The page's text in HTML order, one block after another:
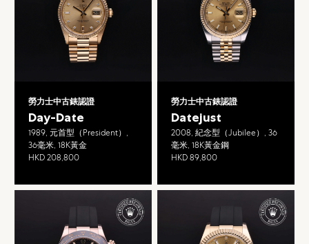
勞力士中古錶認證
Day-Date
1989, 元首型（President）,
36毫米, 18K黃金
HKD 208,800
勞力士中古錶認證
Datejust
2008, 紀念型（Jubilee）, 36
毫米, 18K黃金鋼
HKD 89,800